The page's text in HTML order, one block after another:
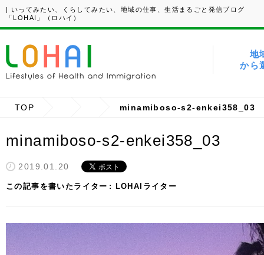
| いってみたい、くらしてみたい、地域の仕事、生活まるごと発信ブログ
「LOHAI」（ロハイ）
地
から
TOP minamiboso-s2-enkei358_03
minamiboso-s2-enkei358_03
2019.01.20
この記事を書いたライター LOHAIライター